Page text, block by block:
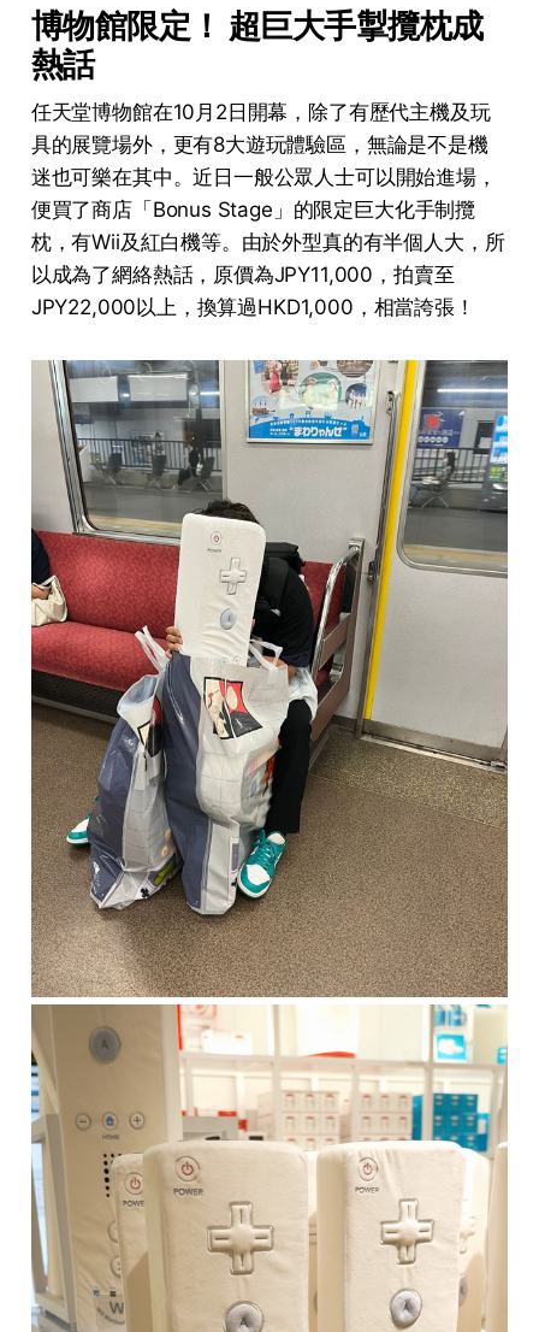
博物館限定！ 超巨大手掣攬枕成
熱話
任天堂博物館在10月2日開幕，除了有歷代主機及玩
具的展覽場外，更有8大遊玩體驗區，無論是不是機
迷也可樂在其中。近日一般公眾人士可以開始進場，
便買了商店「Bonus Stage」的限定巨大化手制攬
枕，有Wii及紅白機等。由於外型真的有半個人大，所
以成為了網絡熱話，原價為JPY11,000，拍賣至
JPY22,000以上，換算過HKD1,000，相當誇張！